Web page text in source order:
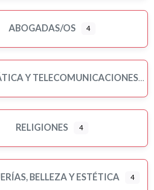
ABOGADAS/OS 4
Y TELECOMUNICACIONES
RELIGIONES 4
BELLEZA Y ESTÉTICA 4